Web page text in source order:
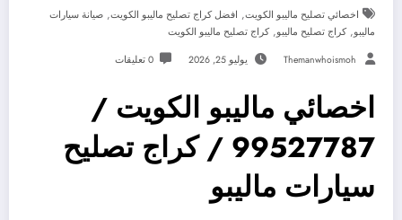
اخصائي تصليح ماليبو الكويت, افضل كراج تصليح ماليبو الكويت, صيانة سيارات
ماليبو,كراج تصليح ماليبو,كراج تصليح ماليبو الكويت
Themanwhoismoh يوليو 25, 2026 0 تعليقات
اخصائي ماليبو الكويت /
99527787 / كراج تصليح
سيارات ماليبو